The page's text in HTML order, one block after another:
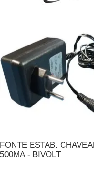
FONTE ESTAB.
500MA - BIVOLT